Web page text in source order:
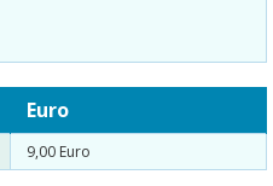
Euro
9,00 Euro